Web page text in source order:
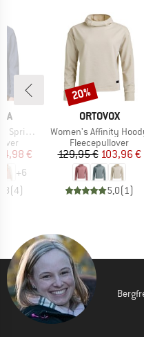
Pull Over II
Preis
€
+6
(4)
MARKE
ORTOVOX
Artikel
Women's Affinity
Produktgruppe
Fleecepullover
Preis
129,95 € 103,96 €
5,0(1)
Rabatt
20%